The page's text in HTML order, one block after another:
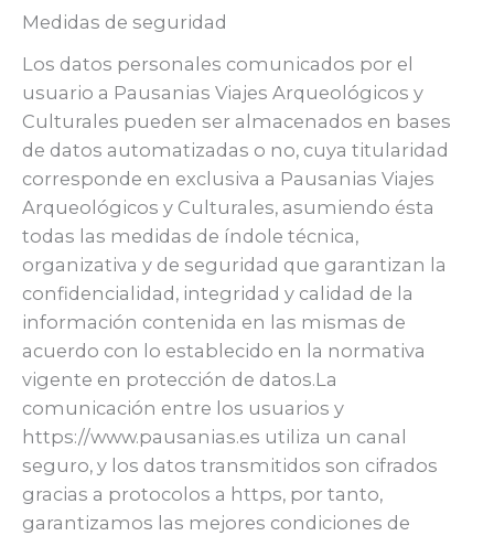
Medidas de seguridad
Los datos personales comunicados por el
usuario a Pausanias Viajes Arqueológicos y
Culturales pueden ser almacenados en bases
de datos automatizadas o no, cuya titularidad
corresponde en exclusiva a Pausanias Viajes
Arqueológicos y Culturales, asumiendo ésta
todas las medidas de índole técnica,
organizativa y de seguridad que garantizan la
confidencialidad, integridad y calidad de la
información contenida en las mismas de
acuerdo con lo establecido en la normativa
vigente en protección de datos.La
comunicación entre los usuarios y
https://www.pausanias.es utiliza un canal
seguro, y los datos transmitidos son cifrados
gracias a protocolos a https, por tanto,
garantizamos las mejores condiciones de